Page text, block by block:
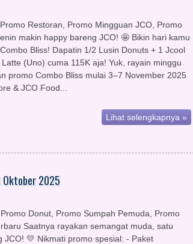
Restoran, Promo Mingguan JCO, Promo
makin happy bareng JCO! 🤩 Bikin hari kamu
Bliss! Dapatin 1/2 Lusin Donuts + 1 Jcool
(Uno) cuma 115K aja! Yuk, rayain minggu
promo Combo Bliss mulai 3–7 November 2025
& JCO Food...
Lihat selengkapnya »
Oktober 2025
Donut, Promo Sumpah Pemuda, Promo
Saatnya rayakan semangat muda, satu
JCO! 💛 Nikmati promo spesial: - Paket